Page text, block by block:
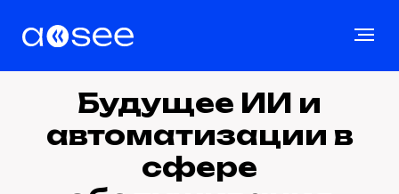
Будущее ИИ и
автоматизации в
сфере